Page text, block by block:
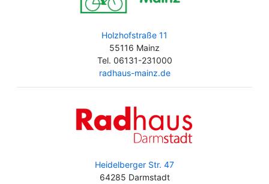
Holzhofstraße 11
55116 Mainz
Tel. 06131-231000
radhaus-mainz.de
Heidelberger Str. 47
64285 Darmstadt